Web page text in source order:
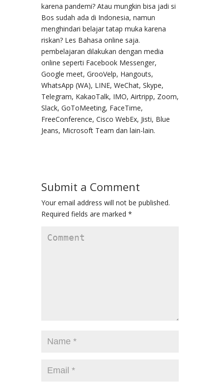
karena pandemi? Atau mungkin bisa jadi si
Bos sudah ada di Indonesia, namun
menghindari belajar tatap muka karena
riskan? Les Bahasa online saja.
pembelajaran dilakukan dengan media
online seperti Facebook Messenger,
Google meet, GrooVelp, Hangouts,
WhatsApp (WA), LINE, WeChat, Skype,
Telegram, KakaoTalk, IMO, Airtripp, Zoom,
Slack, GoToMeeting, FaceTime,
FreeConference, Cisco WebEx, Jisti, Blue
Jeans, Microsoft Team dan lain-lain.
Submit a Comment
Your email address will not be published.
Required fields are marked *